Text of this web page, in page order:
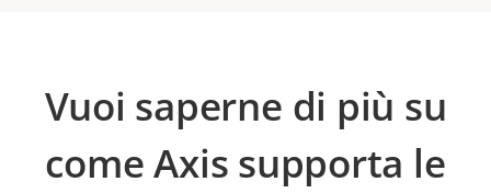
Vuoi saperne di più su
come Axis supporta le